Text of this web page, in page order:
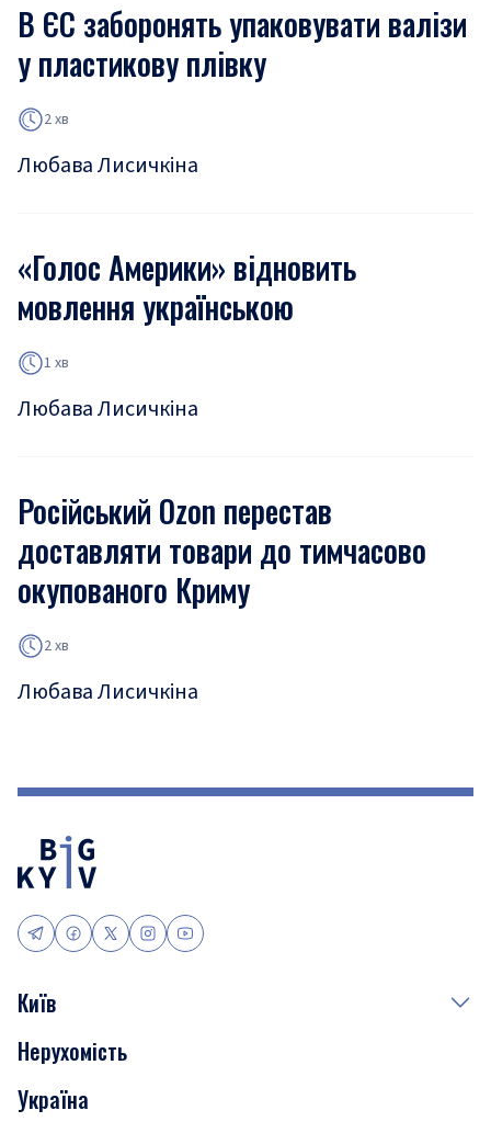
В ЄС заборонять упаковувати валізи
у пластикову плівку
2 хв
Любава Лисичкіна
«Голос Америки» відновить
мовлення українською
1 хв
Любава Лисичкіна
Російський Ozon перестав
доставляти товари до тимчасово
окупованого Криму
2 хв
Любава Лисичкіна
Київ
Події
Скандали
Нерухомість
Україна